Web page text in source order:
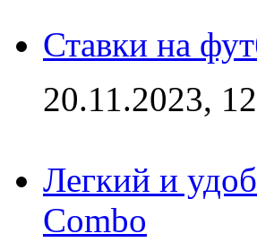
Ставки на
20.11.2023,
Легкий и
Combo